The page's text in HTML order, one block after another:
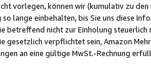
vorlegen, können wir (kumulativ zu
so lange einbehalten, bis Sie uns diese
betreffend nicht zur Einholung
gesetzlich verpflichtet sein, Amazon
an eine gültige MwSt.-Rechnung